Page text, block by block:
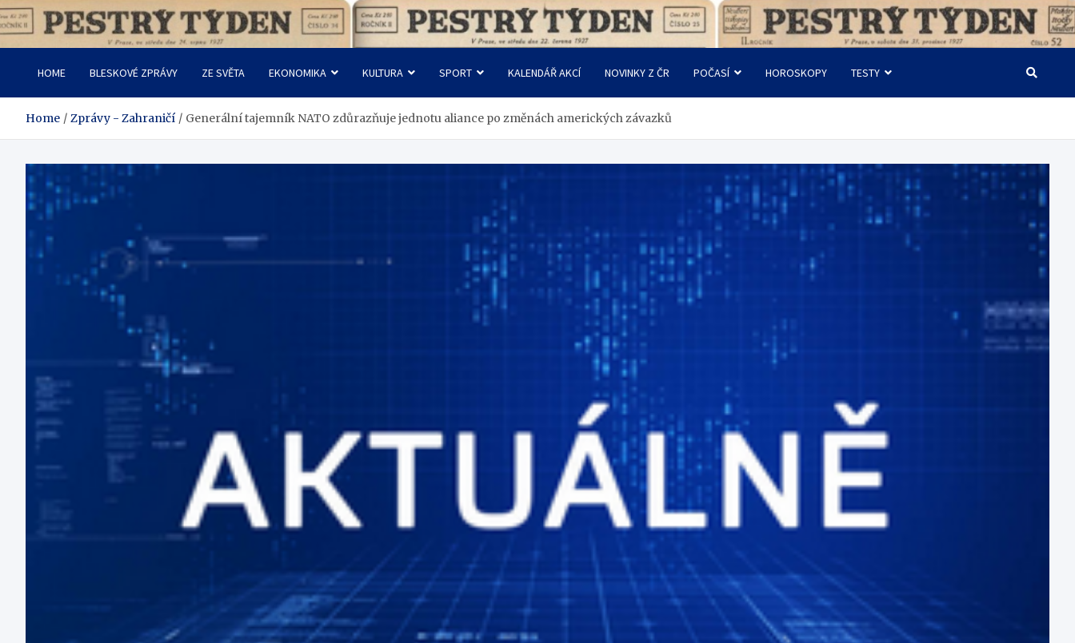
Skip
to
Pestrý Týden
HOME BLESKOVÉ ZPRÁVY ZE SVĚTA EKONOMIKA KULTURA SPORT KALENDÁŘ AKCÍ NOVINKY Z ČR POČASÍ HOROSKOPY TESTY
Home Zprávy - Zahraničí Generální tajemník NATO zdůrazňuje jednotu aliance po změnách amerických závazků